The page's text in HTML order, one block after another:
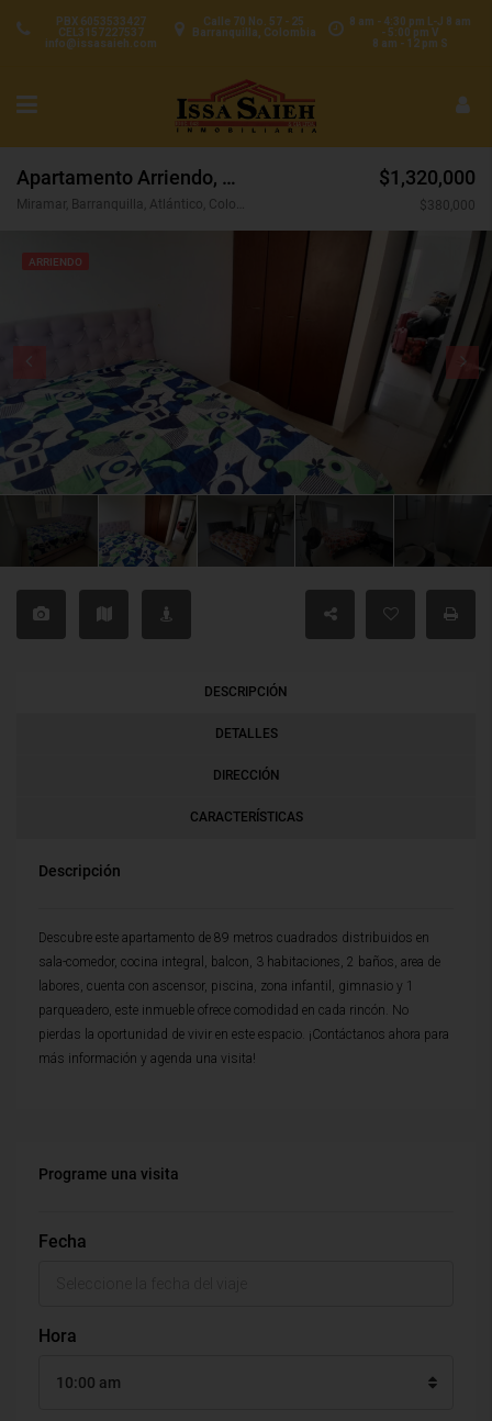
8 am - 4:30 pm L-J 8 am
- 5:00 pm V
8 am - 12 pm S
Calle 70 No. 57 - 25
Barranquilla, Colombia
PBX 6053533427
CEL3157227537
info@issasaieh.com
Apartamento Arriendo, Miramar, Barranquilla (31715)
Miramar, Barranquilla, Atlántico, Colombia
$1,320,000
$380,000
ARRIENDO
DESCRIPCIÓN
DETALLES
DIRECCIÓN
CARACTERÍSTICAS
Descripción
Descubre este apartamento de 89 metros cuadrados distribuidos en
sala-comedor, cocina integral, balcon, 3 habitaciones, 2 baños, area de
labores, cuenta con ascensor, piscina, zona infantil, gimnasio y 1
parqueadero, este inmueble ofrece comodidad en cada rincón. No
pierdas la oportunidad de vivir en este espacio. ¡Contáctanos ahora para
más información y agenda una visita!
Programe una visita
Fecha
Hora
10:00 am